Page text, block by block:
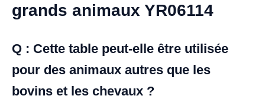
grands animaux YR06114
Q : Cette table peut-elle être utilisée
pour des animaux autres que les
bovins et les chevaux ?